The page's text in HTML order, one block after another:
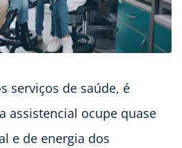
serviços de saúde, é
assistencial ocupe quase
e de energia dos